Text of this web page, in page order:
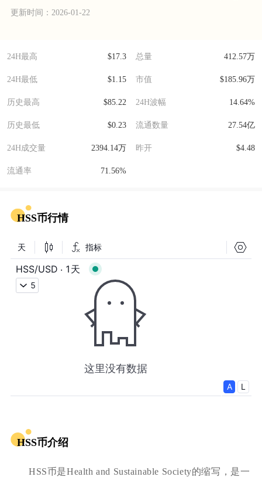
更新时间：2026-01-22
24H最高 $17.3 总量 412.57万
24H最低 $1.15 市值 $185.96万
历史最高 $85.22 24H波幅 14.64%
历史最低 $0.23 流通数量 27.54亿
24H成交量 2394.14万 昨开 $4.48
流通率 71.56%
HSS币行情
HSS币介绍
HSS币是Health and Sustainable Society的缩写，是一